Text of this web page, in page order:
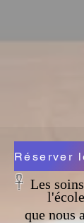
𓋹 Les
que nous